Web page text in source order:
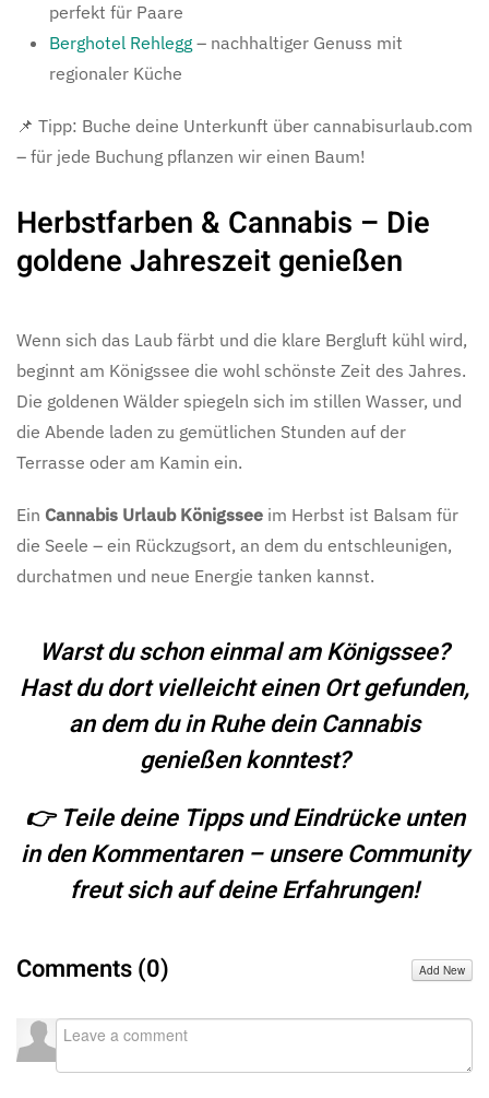
perfekt für Paare
Berghotel Rehlegg – nachhaltiger Genuss mit
regionaler Küche
📌 Tipp: Buche deine Unterkunft über cannabisurlaub.com
– für jede Buchung pflanzen wir einen Baum!
Herbstfarben & Cannabis – Die
goldene Jahreszeit genießen
Wenn sich das Laub färbt und die klare Bergluft kühl wird,
beginnt am Königssee die wohl schönste Zeit des Jahres.
Die goldenen Wälder spiegeln sich im stillen Wasser, und
die Abende laden zu gemütlichen Stunden auf der
Terrasse oder am Kamin ein.
Ein Cannabis Urlaub Königssee im Herbst ist Balsam für
die Seele – ein Rückzugsort, an dem du entschleunigen,
durchatmen und neue Energie tanken kannst.
Warst du schon einmal am Königssee?
Hast du dort vielleicht einen Ort gefunden,
an dem du in Ruhe dein Cannabis
genießen konntest?
👉 Teile deine Tipps und Eindrücke unten
in den Kommentaren – unsere Community
freut sich auf deine Erfahrungen!
Comments (0) Add New